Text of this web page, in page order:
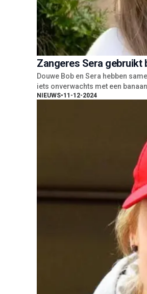
Zangeres Sera gebruikt
Douwe Bob en Sera hebben
iets onverwachts met een
NIEUWS•11-12-2024